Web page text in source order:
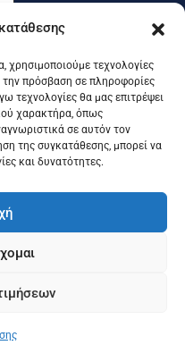
χρησιμοποιούμε τεχνολογίες
πρόσβαση σε πληροφορίες
τεχνολογίες θα μας επιτρέψει
χαρακτήρα, όπως
σε αυτόν τον
της συγκατάθεσης, μπορεί να
και δυνατότητες.
Designed & Developed